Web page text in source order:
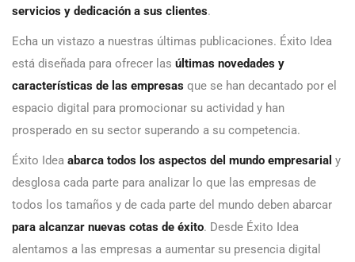
servicios y dedicación a sus clientes.
Echa un vistazo a nuestras últimas publicaciones. Éxito Idea
está diseñada para ofrecer las últimas novedades y
características de las empresas que se han decantado por el
espacio digital para promocionar su actividad y han
prosperado en su sector superando a su competencia.
Éxito Idea abarca todos los aspectos del mundo empresarial y
desglosa cada parte para analizar lo que las empresas de
todos los tamaños y de cada parte del mundo deben abarcar
para alcanzar nuevas cotas de éxito. Desde Éxito Idea
alentamos a las empresas a aumentar su presencia digital